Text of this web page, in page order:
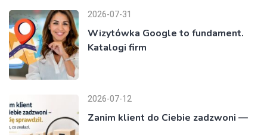
2026-07-31
Wizytówka Google to fundament.
Katalogi firm
2026-07-12
Zanim klient do Ciebie zadzwoni —